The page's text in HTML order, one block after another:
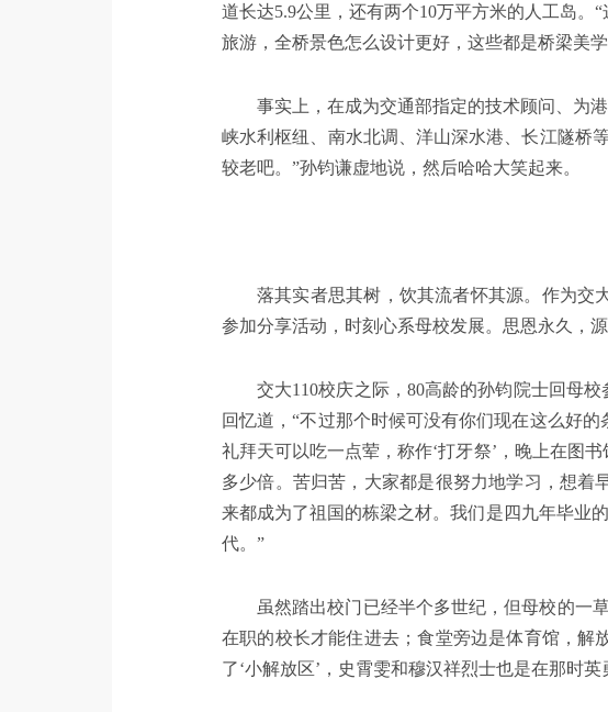
道长达5.9公里，还有两个10万平方米的人工岛
旅游，全桥景色怎么设计更好，这些都是桥梁美
事实上，在成为交通部指定的技术顾问、为
峡水利枢纽、南水北调、洋山深水港、长江隧桥
较老吧。”孙钧谦虚地说，然后哈哈大笑起来。
落其实者思其树，饮其流者怀其源。作为交
参加分享活动，时刻心系母校发展。思恩永久，
交大110校庆之际，80高龄的孙钧院士回母
回忆道，“不过那个时候可没有你们现在这么好
礼拜天可以吃一点荤，称作‘打牙祭’，晚上在图
多少倍。苦归苦，大家都是很努力地学习，想着
来都成为了祖国的栋梁之材。我们是四九年毕业
代。”
虽然踏出校门已经半个多世纪，但母校的一
在职的校长才能住进去；食堂旁边是体育馆，解
了‘小解放区’，史霄雯和穆汉祥烈士也是在那时